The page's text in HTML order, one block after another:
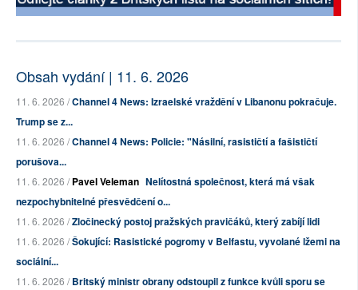
Obsah vydání | 11. 6. 2026
11. 6. 2026 /Channel 4 News: Izraelské vraždění v Libanonu pokračuje.
Trump se z...
11. 6. 2026 /Channel 4 News: Policie: "Násilní, rasističtí a fašističtí
porušova...
11. 6. 2026 /Pavel Veleman Nelítostná společnost, která má však
nezpochybnitelné přesvědčení o...
11. 6. 2026 /Zločinecký postoj pražských pravičáků, který zabíjí lidi
11. 6. 2026 /Šokující: Rasistické pogromy v Belfastu, vyvolané lžemi na
sociální...
11. 6. 2026 /Britský ministr obrany odstoupil z funkce kvůli sporu se